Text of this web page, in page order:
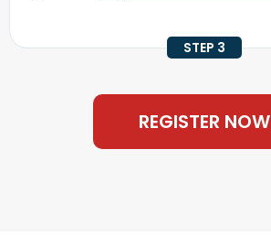
STEP 3
REGISTER NOW